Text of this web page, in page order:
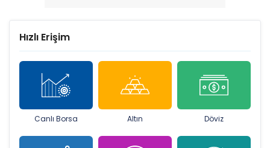
Hızlı Erişim
Canlı Borsa Altın Döviz